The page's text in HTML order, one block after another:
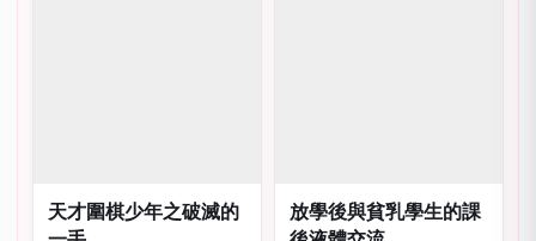
天才圍棋少年之破滅的
放學後與貧乳學生的課